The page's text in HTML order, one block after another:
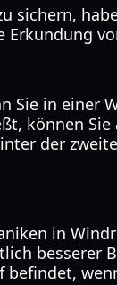
sichern,
Sie in einer
können
der
in
befindet,